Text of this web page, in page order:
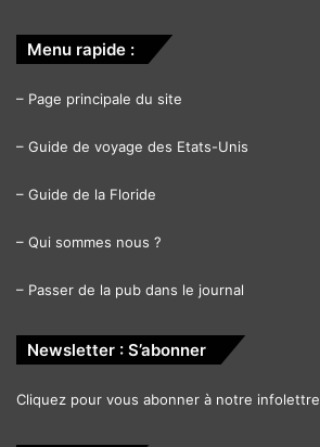
Menu rapide :
– Page principale du site
– Guide de voyage des Etats-Unis
– Guide de la Floride
– Qui sommes nous ?
– Passer de la pub dans le journal
Newsletter : S’abonner
Cliquez pour vous abonner à notre infolettre